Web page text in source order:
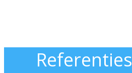
Referenties